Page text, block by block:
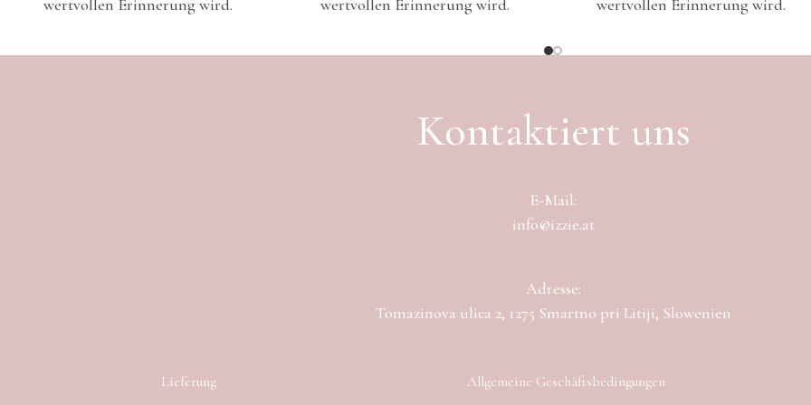
wertvollen Erinnerung wird.
wertvollen Erinnerung wird.
wertvollen Erinnerung wird.
Kontaktiert uns
E-Mail:
info@izzie.at
Adresse:
Tomazinova ulica 2, 1275 Smartno pri Litiji, Slowenien
Lieferung Allgemeine Geschäftsbedingungen